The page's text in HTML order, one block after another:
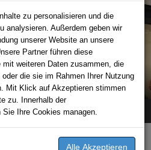
zu personalisieren und die
analysieren. Außerdem geben wir
unserer Website an unsere
Partner führen diese
mit weiteren Daten zusammen, die
die sie im Rahmen Ihrer Nutzung
Mit Klick auf Akzeptieren stimmen
zu. Innerhalb der
Sie Ihre Cookies managen.
KAISERSLAUTERN
in (m/w/d)